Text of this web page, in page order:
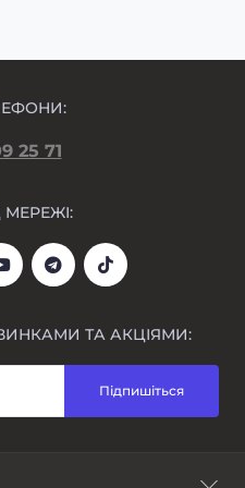
25 71
ТА АКЦІЯМИ:
Підпишіться